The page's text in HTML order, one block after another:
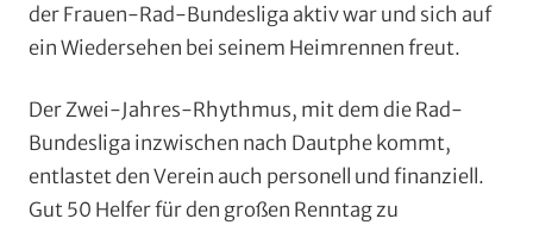
der Frauen-Rad-Bundesliga aktiv war und sich auf
ein Wiedersehen bei seinem Heimrennen freut.
Der Zwei-Jahres-Rhythmus, mit dem die Rad-
Bundesliga inzwischen nach Dautphe kommt,
entlastet den Verein auch personell und finanziell.
Gut 50 Helfer für den großen Renntag zu